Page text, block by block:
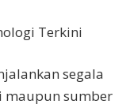
Terkini
segala
maupun sumber